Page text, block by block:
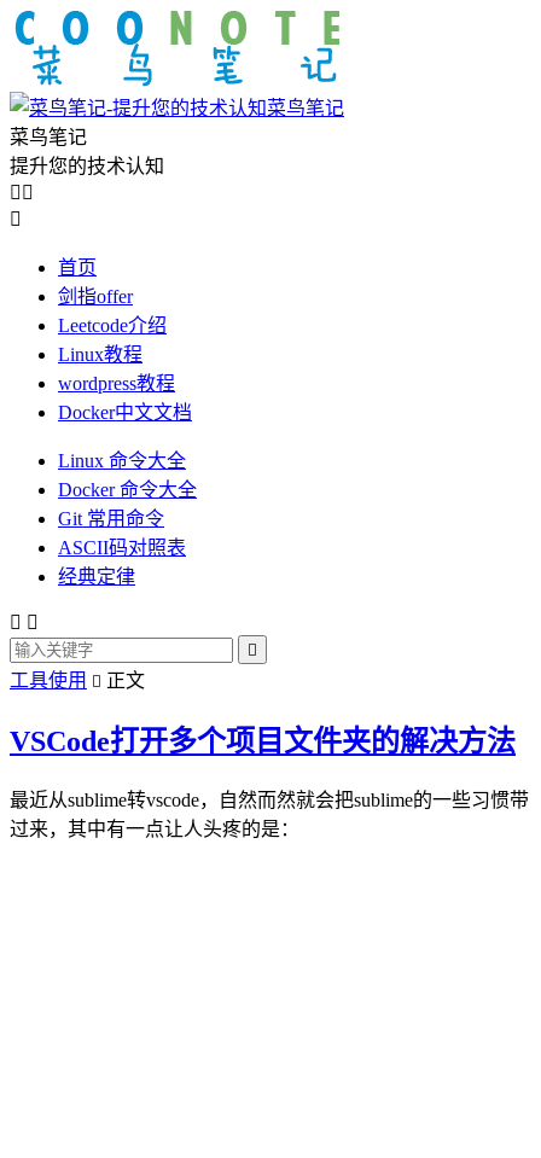
菜鸟笔记
菜鸟笔记
提升您的技术认知
 

首页
剑指offer
Leetcode介绍
Linux教程
wordpress教程
Docker中文文档
Linux 命令大全
Docker 命令大全
Git 常用命令
ASCII码对照表
经典定律
 

工具使用  正文
VSCode打开多个项目文件夹的解决方法
最近从sublime转vscode，自然而然就会把sublime的一些习惯带
过来，其中有一点让人头疼的是：